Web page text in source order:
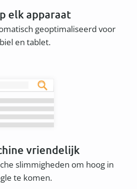
elk apparaat
geoptimaliseerd voor
en tablet.
vriendelijk
slimmigheden om hoog in
te komen.